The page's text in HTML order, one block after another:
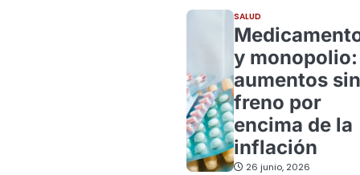
SALUD
y monopolio:
aumentos sin
freno por
encima de la
inflación
26 junio, 2026